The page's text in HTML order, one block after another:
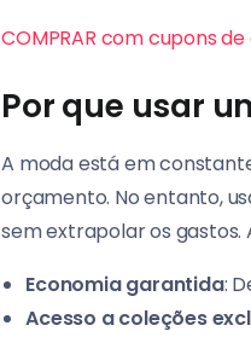
COMPRAR com cupons
Por que usar
A moda está em
orçamento. No entanto,
sem extrapolar os gastos.
Economia garantida:
Acesso a coleções